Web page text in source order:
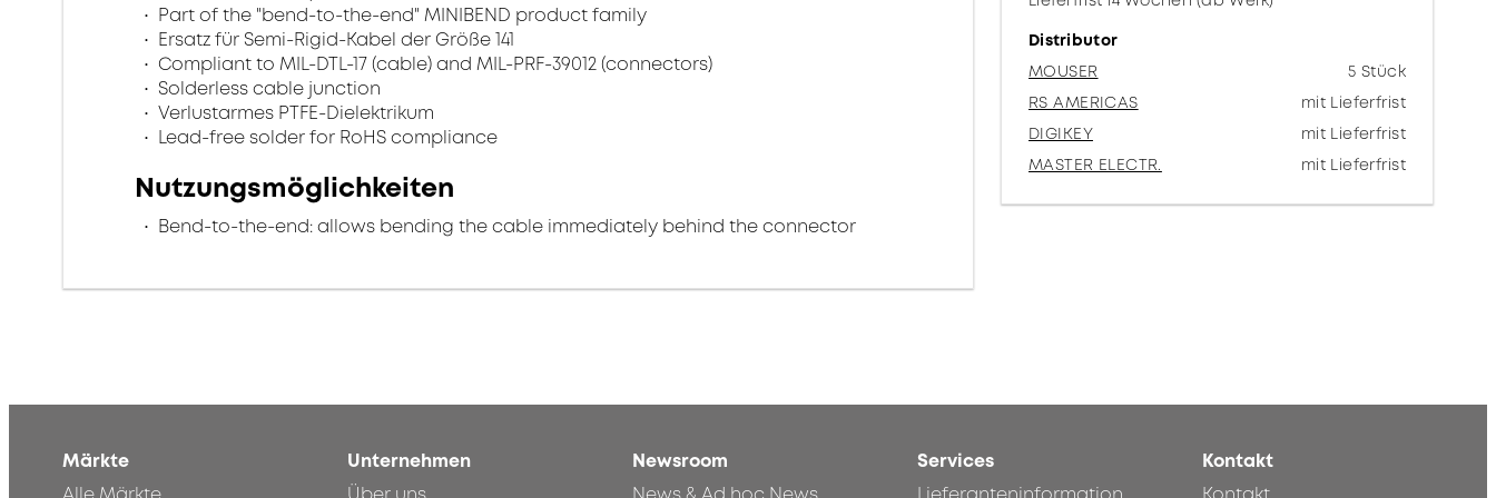
Part of the "bend-to-the-end" MINIBEND product family
Ersatz für Semi-Rigid-Kabel der Größe 141
Compliant to MIL-DTL-17 (cable) and MIL-PRF-39012 (connectors)
Solderless cable junction
Verlustarmes PTFE-Dielektrikum
Lead-free solder for RoHS compliance
Nutzungsmöglichkeiten
Bend-to-the-end: allows bending the cable immediately behind the connector
Distributor
MOUSER
5 Stück
RS AMERICAS
mit Lieferfrist
DIGIKEY
mit Lieferfrist
MASTER ELECTR.
mit Lieferfrist
Märkte
Unternehmen
Newsroom
Services
Kontakt